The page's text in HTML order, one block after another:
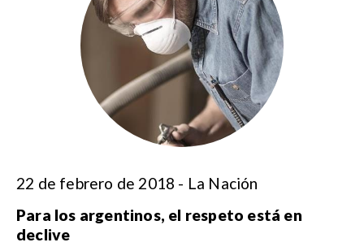
22 de febrero de 2018 - La Nación
Para los argentinos, el respeto está en
declive